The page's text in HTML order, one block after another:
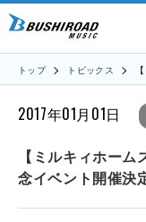
トップ トピックス
2017年01月01日
【ミルキィホー
念イベント開催決